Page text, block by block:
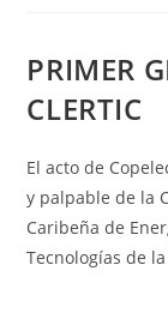
PRIMER
CLERTIC
El acto de
y palpable de la
Caribeña de
Tecnologías de